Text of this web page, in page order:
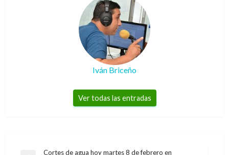
Iván Briceño
Ver todas las entradas
Cortes de agua hoy martes 8 de febrero en